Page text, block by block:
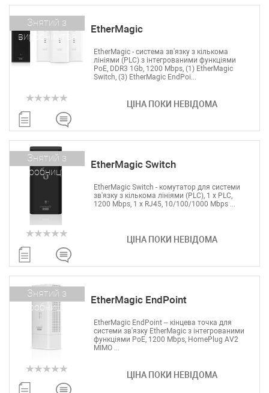
EtherMagic
Знятий з
виробництва
ЦІНА ПОКИ НЕВІДОМА
EtherMagic - система зв'язку з кількома
лініями (PLC) з інтегрованими функціями
PoE, DDR3 1Gb, 1200 Mbps, (1) EtherMagic
Switch, (3) EtherMagic EndPoi...
EtherMagic Switch
Знятий з
виробництва
ЦІНА ПОКИ НЕВІДОМА
EtherMagic Switch - комутатор для системи
зв'язку з кількома лініями (PLC), 1 x PLC,
1200 Mbps, 1 x RJ45, 10/100/1000 Mbps ...
EtherMagic EndPoint
Знятий з
виробництва
ЦІНА ПОКИ НЕВІДОМА
EtherMagic EndPoint – кінцева точка для
системи зв'язку EtherMagic з інтегрованими
функціями PoE, 1200 Mbps, HomePlug AV2
MIMO ...